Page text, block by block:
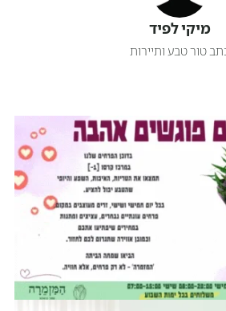
מיקי לפיד
טור טבע ותיירות